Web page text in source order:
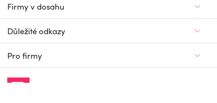
Firmy v dosahu
Důležité odkazy
Pro firmy